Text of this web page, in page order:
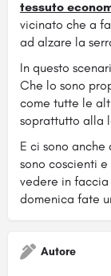
tessuto
vicinato che a
ad alzare la
In questo
Che lo sono
come tutte le
soprattutto alla
E ci sono
sono coscienti
vedere in
domenica fate
Autore